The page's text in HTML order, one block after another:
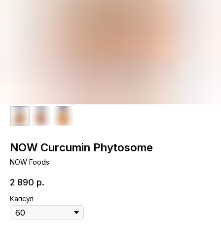
NOW Curcumin Phytosome
NOW Foods
2 890 р.
Капсул